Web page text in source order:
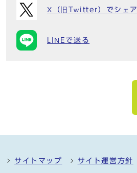
X（旧Twitter）でシェア
LINEで送る
サイトマップ サイト運営方針